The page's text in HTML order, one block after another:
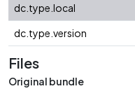
dc.type.local
dc.type.version
Files
Original bundle